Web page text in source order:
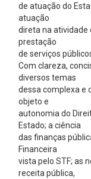
de atuação do
atuação
direta na atividade
prestação
de serviços
Com clareza,
diversos temas
dessa complexa e
objeto e
autonomia do
Estado; a ciência
das finanças
Financeira
vista pelo STF; as
receita pública,